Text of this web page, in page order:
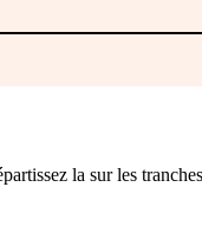
la sur les